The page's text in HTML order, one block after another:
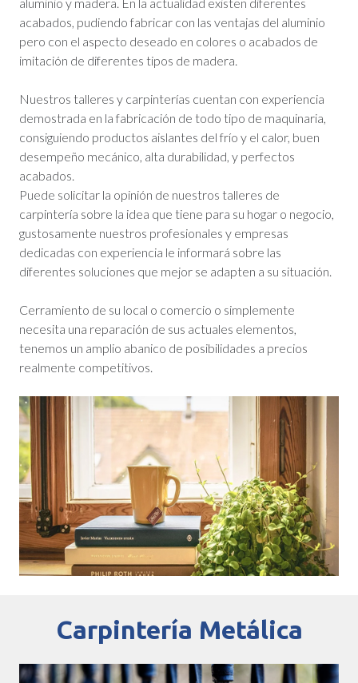
acabados, pudiendo fabricar con las ventajas del aluminio
pero con el aspecto deseado en colores o acabados de
imitación de diferentes tipos de madera.
Nuestros talleres y carpinterías cuentan con experiencia
demostrada en la fabricación de todo tipo de maquinaria,
consiguiendo productos aislantes del frío y el calor, buen
desempeño mecánico, alta durabilidad, y perfectos
acabados.
Puede solicitar la opinión de nuestros talleres de
carpintería sobre la idea que tiene para su hogar o negocio,
gustosamente nuestros profesionales y empresas
dedicadas con experiencia le informará sobre las
diferentes soluciones que mejor se adapten a su situación.
Cerramiento de su local o comercio o simplemente
necesita una reparación de sus actuales elementos,
tenemos un amplio abanico de posibilidades a precios
realmente competitivos.
Carpintería Metálica